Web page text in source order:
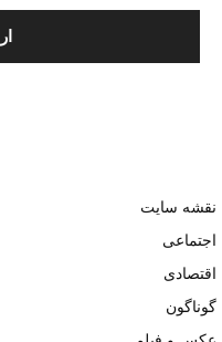
نقشه سایت
اجتماعی
اقتصادی
گوناگون